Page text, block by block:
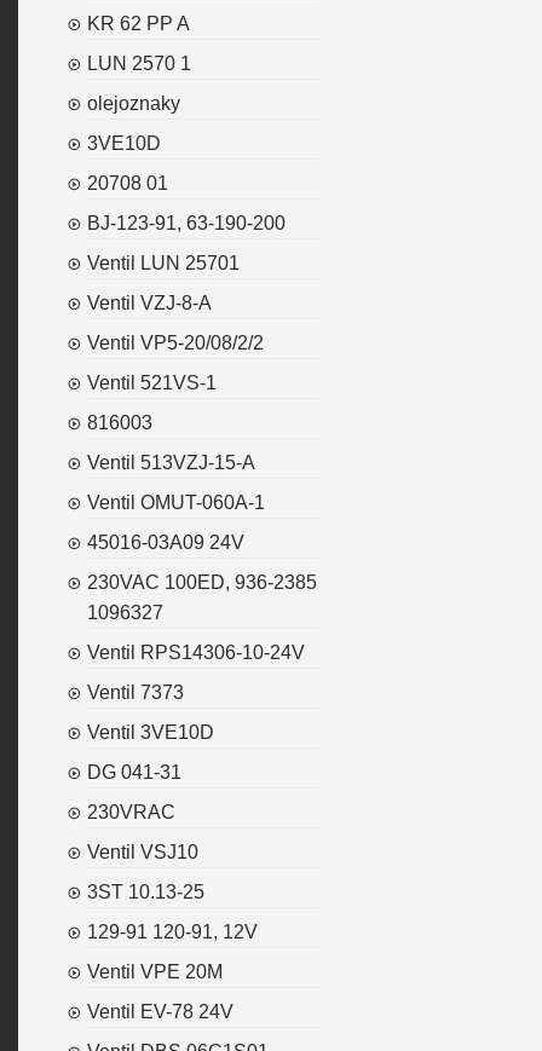
KR 62 PP A
LUN 2570 1
olejoznaky
3VE10D
20708 01
BJ-123-91, 63-190-200
Ventil LUN 25701
Ventil VZJ-8-A
Ventil VP5-20/08/2/2
Ventil 521VS-1
816003
Ventil 513VZJ-15-A
Ventil OMUT-060A-1
45016-03A09 24V
230VAC 100ED, 936-2385
1096327
Ventil RPS14306-10-24V
Ventil 7373
Ventil 3VE10D
DG 041-31
230VRAC
Ventil VSJ10
3ST 10.13-25
129-91 120-91, 12V
Ventil VPE 20M
Ventil EV-78 24V